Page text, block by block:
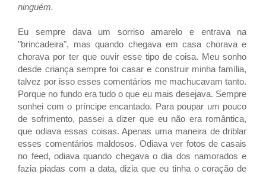
ninguém.
Eu sempre dava um sorriso amarelo e entrava na
"brincadeira", mas quando chegava em casa chorava e
chorava por ter que ouvir esse tipo de coisa. Meu sonho
desde criança sempre foi casar e construir minha família,
talvez por isso esses comentários me machucavam tanto.
Porque no fundo era tudo o que eu mais desejava. Sempre
sonhei com o príncipe encantado. Para poupar um pouco
de sofrimento, passei a dizer que eu não era romântica,
que odiava essas coisas. Apenas uma maneira de driblar
esses comentários maldosos. Odiava ver fotos de casais
no feed, odiava quando chegava o dia dos namorados e
fazia piadas com a data, dizia que eu tinha o coração de